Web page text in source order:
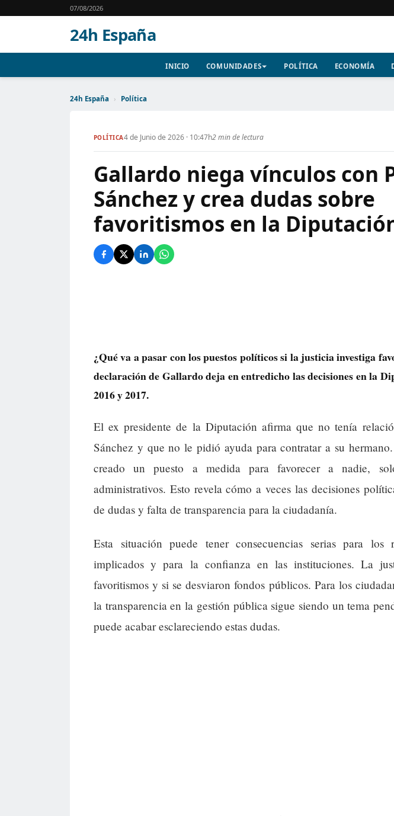
07/08/2026
24h España
INICIO COMUNIDADES POLÍTICA ECONOMÍA
24h España › Política
POLÍTICA4 de Junio de 2026 · 10:47h2 min de lectura
Gallardo niega vínculos con
Sánchez y crea dudas sobre
favoritismos en la
¿Qué va a pasar con los puestos políticos si la justicia investiga
declaración de Gallardo deja en entredicho las decisiones en la
2016 y 2017.
El ex presidente de la Diputación afirma que no tenía
Sánchez y que no le pidió ayuda para contratar a su
creado un puesto a medida para favorecer a nadie,
administrativos. Esto revela cómo a veces las decisiones
de dudas y falta de transparencia para la ciudadanía.
Esta situación puede tener consecuencias serias para los
implicados y para la confianza en las instituciones. La
favoritismos y si se desviaron fondos públicos. Para los
la transparencia en la gestión pública sigue siendo un tema
puede acabar esclareciendo estas dudas.